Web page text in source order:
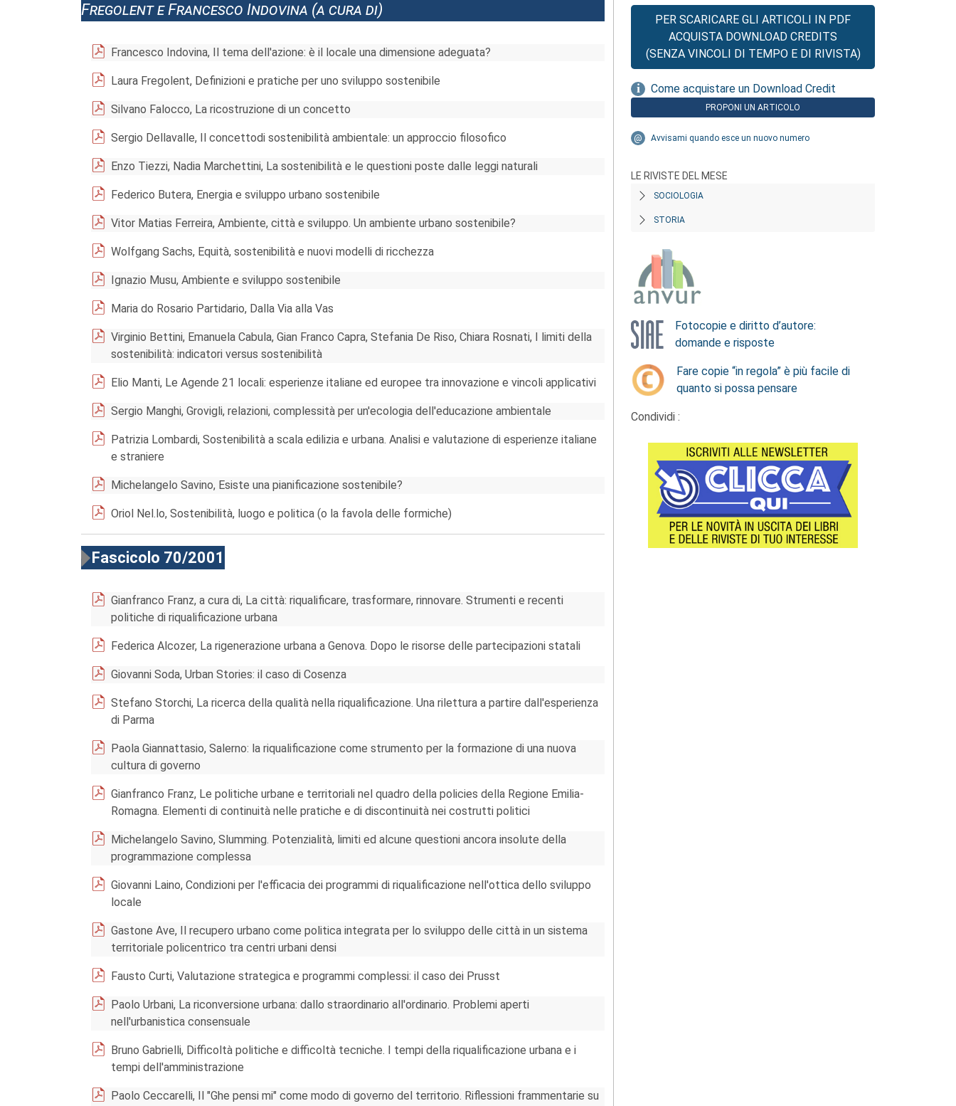
Fregolent e Francesco Indovina (a cura di)
Francesco Indovina, Il tema dell'azione: è il locale una dimensione adeguata?
Laura Fregolent, Definizioni e pratiche per uno sviluppo sostenibile
Silvano Falocco, La ricostruzione di un concetto
Sergio Dellavalle, Il concettodi sostenibilità ambientale: un approccio filosofico
Enzo Tiezzi, Nadia Marchettini, La sostenibilità e le questioni poste dalle leggi naturali
Federico Butera, Energia e sviluppo urbano sostenibile
Vitor Matias Ferreira, Ambiente, città e sviluppo. Un ambiente urbano sostenibile?
Wolfgang Sachs, Equità, sostenibilità e nuovi modelli di ricchezza
Ignazio Musu, Ambiente e sviluppo sostenibile
Maria do Rosario Partidario, Dalla Via alla Vas
Virginio Bettini, Emanuela Cabula, Gian Franco Capra, Stefania De Riso, Chiara Rosnati, I limiti della
sostenibilità: indicatori versus sostenibilità
Elio Manti, Le Agende 21 locali: esperienze italiane ed europee tra innovazione e vincoli applicativi
Sergio Manghi, Grovigli, relazioni, complessità per un'ecologia dell'educazione ambientale
Patrizia Lombardi, Sostenibilità a scala edilizia e urbana. Analisi e valutazione di esperienze italiane
e straniere
Michelangelo Savino, Esiste una pianificazione sostenibile?
Oriol Nel.lo, Sostenibilità, luogo e politica (o la favola delle formiche)
Fascicolo 70/2001
Gianfranco Franz, a cura di, La città: riqualificare, trasformare, rinnovare. Strumenti e recenti
politiche di riqualificazione urbana
Federica Alcozer, La rigenerazione urbana a Genova. Dopo le risorse delle partecipazioni statali
Giovanni Soda, Urban Stories: il caso di Cosenza
Stefano Storchi, La ricerca della qualità nella riqualificazione. Una rilettura a partire dall'esperienza
di Parma
Paola Giannattasio, Salerno: la riqualificazione come strumento per la formazione di una nuova
cultura di governo
Gianfranco Franz, Le politiche urbane e territoriali nel quadro della policies della Regione Emilia-
Romagna. Elementi di continuità nelle pratiche e di discontinuità nei costrutti politici
Michelangelo Savino, Slumming. Potenzialità, limiti ed alcune questioni ancora insolute della
programmazione complessa
Giovanni Laino, Condizioni per l'efficacia dei programmi di riqualificazione nell'ottica dello sviluppo
locale
Gastone Ave, Il recupero urbano come politica integrata per lo sviluppo delle città in un sistema
territoriale policentrico tra centri urbani densi
Fausto Curti, Valutazione strategica e programmi complessi: il caso dei Prusst
Paolo Urbani, La riconversione urbana: dallo straordinario all'ordinario. Problemi aperti
nell'urbanistica consensuale
Bruno Gabrielli, Difficoltà politiche e difficoltà tecniche. I tempi della riqualificazione urbana e i
tempi dell'amministrazione
Paolo Ceccarelli, Il "Ghe pensi mi" come modo di governo del territorio. Riflessioni frammentarie su
PER SCARICARE GLI ARTICOLI IN PDF
ACQUISTA DOWNLOAD CREDITS
(SENZA VINCOLI DI TEMPO E DI RIVISTA)
Come acquistare un Download Credit
PROPONI UN ARTICOLO
Avvisami quando esce un nuovo numero
LE RIVISTE DEL MESE
SOCIOLOGIA
STORIA
Fotocopie e diritto d’autore:
domande e risposte
Fare copie “in regola” è più facile di
quanto si possa pensare
Condividi :